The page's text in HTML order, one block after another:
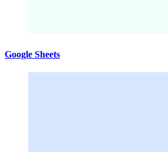
Google Sheets